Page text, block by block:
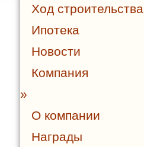
Ход строительства
Ипотека
Новости
Компания
»
О компании
Награды